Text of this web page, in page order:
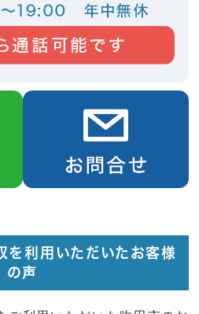
を利用いただいたお客様
の声